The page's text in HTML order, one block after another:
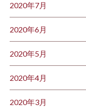
2020年7月
2020年6月
2020年5月
2020年4月
2020年3月